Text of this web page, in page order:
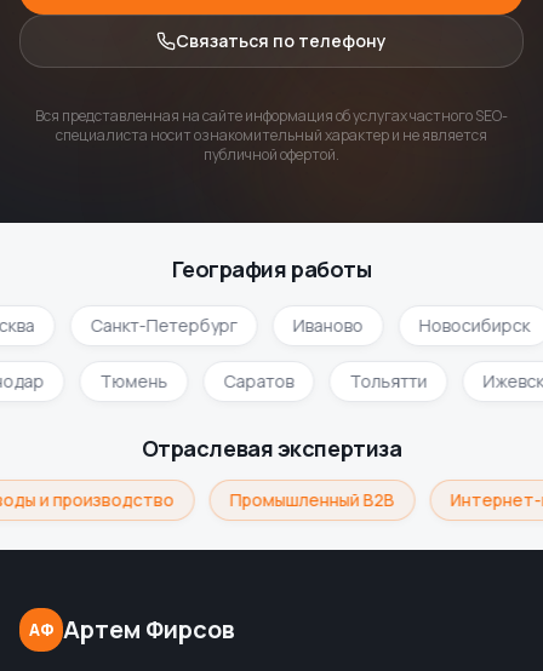
Связаться по телефону
Вся представленная на сайте информация об услугах частного SEO-
специалиста носит ознакомительный характер и не является
публичной офертой.
География работы
Санкт-Петербург Иваново Новосибирск
Тюмень Саратов Тольятти
Отраслевая экспертиза
и производство Промышленный B2B Интернет-
АФ Артем Фирсов